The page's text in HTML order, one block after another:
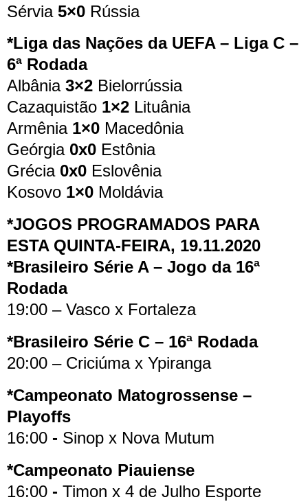
Sérvia 5×0 Rússia
*Liga das Nações da UEFA – Liga C –
6ª Rodada
Albânia 3×2 Bielorrússia
Cazaquistão 1×2 Lituânia
Armênia 1×0 Macedônia
Geórgia 0x0 Estônia
Grécia 0x0 Eslovênia
Kosovo 1×0 Moldávia
*JOGOS PROGRAMADOS PARA
ESTA QUINTA-FEIRA, 19.11.2020
*Brasileiro Série A – Jogo da 16ª
Rodada
19:00 – Vasco x Fortaleza
*Brasileiro Série C – 16ª Rodada
20:00 – Criciúma x Ypiranga
*Campeonato Matogrossense –
Playoffs
16:00 - Sinop x Nova Mutum
*Campeonato Piauiense
16:00 - Timon x 4 de Julho Esporte